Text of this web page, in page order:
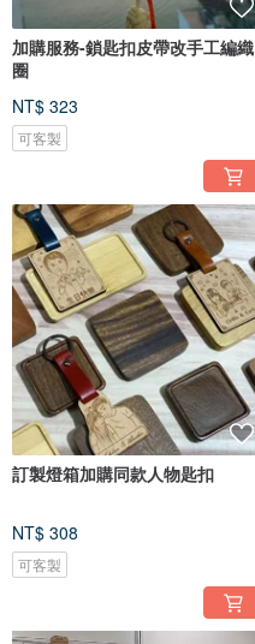
加購服務-鎖匙扣皮帶改手工編織
圈
NT$ 323
可客製
訂製燈箱加購同款人物匙扣
NT$ 308
可客製